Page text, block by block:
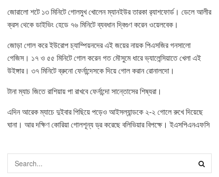
জোরালো শটে ১৩ মিনিটে গোলমুখ খোলেন ম্যানইউর তারকা র‌্যাশফোর্ড। ডেলে আলীর
ক্রস থেকে ডাইভিং হেডে ৭৬ মিনিটে ব্যবধান দ্বিগুণ করেন ওয়েলবেক।
জোড়া গোল করে ইউরোপ চ্যাম্পিয়নদের এই জয়ের নায়ক পিএসজির গনসালো
গেজিস। ১৭ ও ৫৫ মিনিটে গোল করেন গত মৌসুমে ধারে ভ্যালেন্সিয়াতে খেলা এই
উইঙ্গার। ৩৭ মিনিটে ব্রুনো ফের্নান্দেসকে দিয়ে গোল করান রোনালদো।
টানা ম্যাচ জিতে রাশিয়ায় পা রাখবে ফের্নান্দো সান্তোসের শিষ্যরা।
এদিন আরেক ম্যাচে দুইবার পিছিয়ে পড়েও আইসল্যান্ডকে ২-২ গোলে রুখে দিয়েছে
ঘানা। আর দক্ষিণ কোরিয়া গোলশূন্য ড্র করেছে বলিভিয়ার বিপক্ষে। ইএসপিএনএফসি